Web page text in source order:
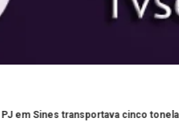
cinco toneladas de cocaína